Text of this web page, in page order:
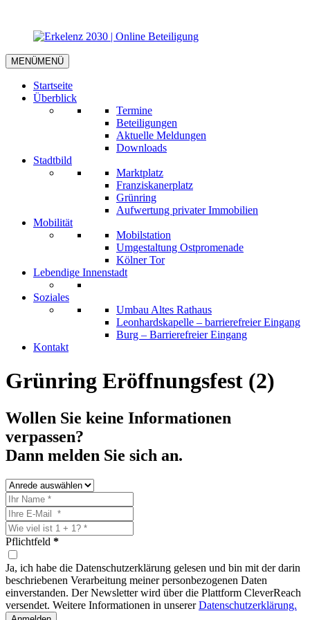
MENÜMENÜ
Startseite
Überblick
Termine
Beteiligungen
Aktuelle Meldungen
Downloads
Stadtbild
Marktplatz
Franziskanerplatz
Grünring
Aufwertung privater Immobilien
Mobilität
Mobilstation
Umgestaltung Ostpromenade
Kölner Tor
Lebendige Innenstadt
Soziales
Umbau Altes Rathaus
Leonhardskapelle – barrierefreier Eingang
Burg – Barrierefreier Eingang
Kontakt
Grünring Eröffnungsfest (2)
Wollen Sie keine Informationen
verpassen?
Dann melden Sie sich an.
Pflichtfeld *
Ja, ich habe die Datenschutzerklärung gelesen und bin mit der darin
beschriebenen Verarbeitung meiner personbezogenen Daten
einverstanden. Der Newsletter wird über die Plattform CleverReach
versendet. Weitere Informationen in unsererDatenschutzerklärung.